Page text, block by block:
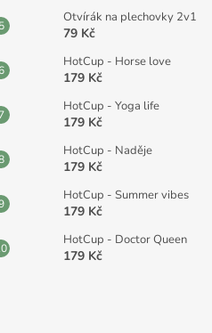
Otvírák na plechovky 2v1
79 Kč
HotCup - Horse love
179 Kč
HotCup - Yoga life
179 Kč
HotCup - Naděje
179 Kč
HotCup - Summer vibes
179 Kč
HotCup - Doctor Queen
179 Kč